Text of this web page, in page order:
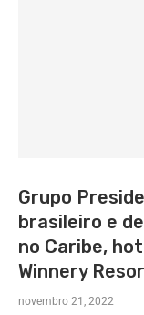
Grupo
brasileiro e
no Caribe,
Winnery
novembro 21, 2022